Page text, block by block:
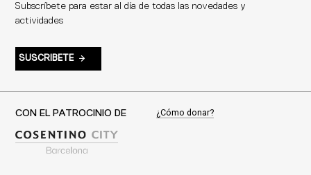
Subscríbete para estar al día de todas las novedades y
actividades
SUSCRIBETE
CON EL PATROCINIO DE ¿Cómo donar?